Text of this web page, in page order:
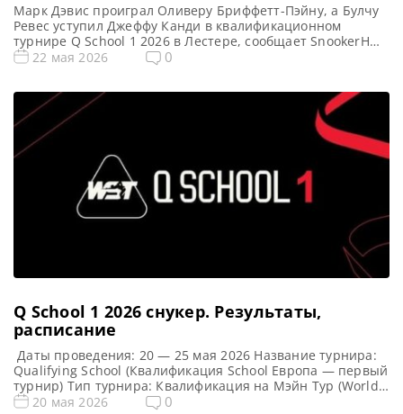
Марк Дэвис проиграл Оливеру Бриффетт-Пэйну, а Булчу
Ревес уступил Джеффу Канди в квалификационном
турнире Q School 1 2026 в Лестере, сообщает SnookerHQ
На стартовых этапах отборочного турнира Q School 1
из главных фаворитов, распрощался с первым этапом. В
четверг он уступил Оливеру […]
22 мая 2026 0
Q School 1 2026 cнукер. Результаты,
расписание
Даты проведения: 20 — 25 мая 2026 Название турнира:
Qualifying School (Квалификация School Европа — первый
турнир) Тип турнира: Квалификация на Мэйн Тур (World
Snooker Tour) Арена: Mattioli Arena Место проведения
20 мая 2026 0